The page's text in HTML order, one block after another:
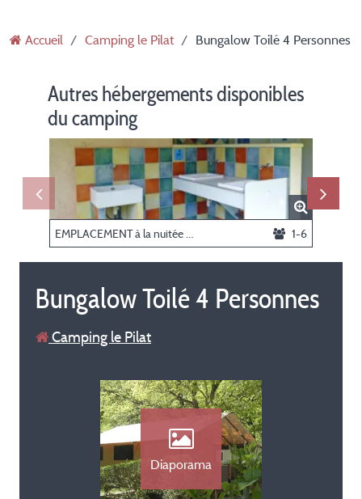
Accueil Camping le Pilat Bungalow Toilé 4 Personnes
Autres hébergements disponibles
du camping
1-6
Bungalow Toilé 4 Personnes
Camping le Pilat
Diaporama